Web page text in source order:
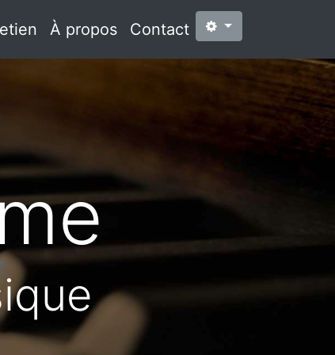
À propos Contact